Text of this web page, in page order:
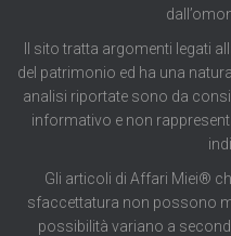
Il sito tratta argomenti legati
del patrimonio ed ha una
analisi riportate sono da
informativo e non
Gli articoli di Affari Miei®
sfaccettatura non possono
possibilità variano a